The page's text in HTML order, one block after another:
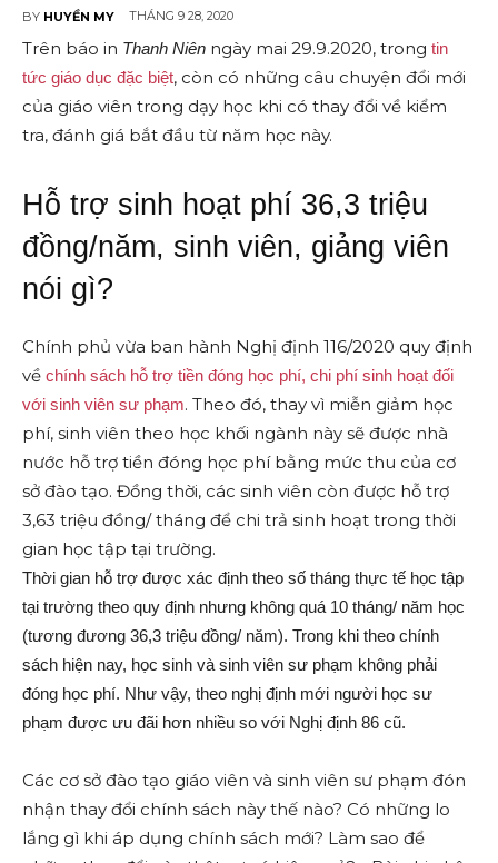
BY HUYỀN MY THÁNG 9 28, 2020
Trên báo in Thanh Niên ngày mai 29.9.2020, trong tin
tức giáo dục đặc biệt, còn có những câu chuyện đổi mới
của giáo viên trong dạy học khi có thay đổi về kiểm
tra, đánh giá bắt đầu từ năm học này.
Hỗ trợ sinh hoạt phí 36,3 triệu
đồng/năm, sinh viên, giảng viên
nói gì?
Chính phủ vừa ban hành Nghị định 116/2020 quy định
về chính sách hỗ trợ tiền đóng học phí, chi phí sinh hoạt đối
với sinh viên sư phạm. Theo đó, thay vì miễn giảm học
phí, sinh viên theo học khối ngành này sẽ được nhà
nước hỗ trợ tiền đóng học phí bằng mức thu của cơ
sở đào tạo. Đồng thời, các sinh viên còn được hỗ trợ
3,63 triệu đồng/ tháng để chi trả sinh hoạt trong thời
gian học tập tại trường.
Thời gian hỗ trợ được xác định theo số tháng thực tế học tập
tại trường theo quy định nhưng không quá 10 tháng/ năm học
(tương đương 36,3 triệu đồng/ năm). Trong khi theo chính
sách hiện nay, học sinh và sinh viên sư phạm không phải
đóng học phí. Như vậy, theo nghị định mới người học sư
phạm được ưu đãi hơn nhiều so với Nghị định 86 cũ.
Các cơ sở đào tạo giáo viên và sinh viên sư phạm đón
nhận thay đổi chính sách này thế nào? Có những lo
lắng gì khi áp dụng chính sách mới? Làm sao để